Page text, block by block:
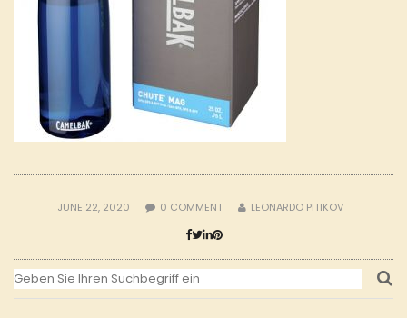
JUNE 22, 2020 0 COMMENT LEONARDO PITIKOV